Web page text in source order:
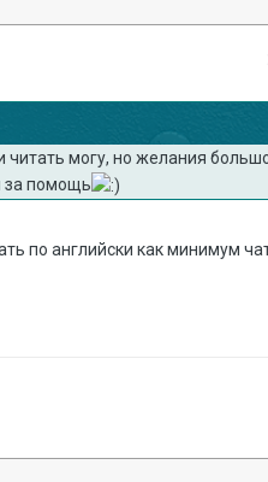
читать могу, но желания
за помощь
по английски как минимум